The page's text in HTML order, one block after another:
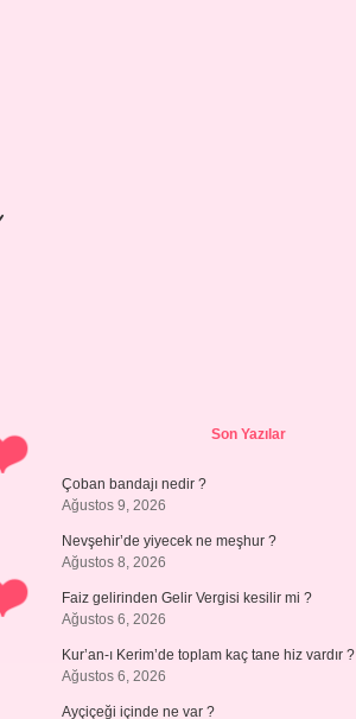
SidebarSon Yazılar
Çoban bandajı nedir ?
Ağustos 9, 2026
Nevşehir’de yiyecek ne meşhur ?
Ağustos 8, 2026
Faiz gelirinden Gelir Vergisi kesilir mi ?
Ağustos 6, 2026
Kur’an-ı Kerim’de toplam kaç tane hiz vardır ?
Ağustos 6, 2026
Ayçiçeği içinde ne var ?